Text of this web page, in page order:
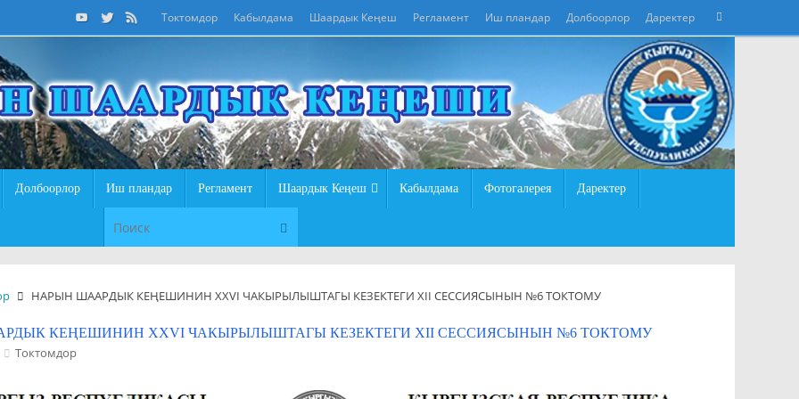
Токтомдор Кабылдама Шаардык Кеңеш Регламент Иш пландар Долбоорлор Даректер Поиск
Долбоорлор Иш пландар Регламент Шаардык Кеңеш Кабылдама Фотогалерея Даректер
Поиск
НАРЫН ШААРДЫК КЕҢЕШИНИН ХХVI ЧАКЫРЫЛЫШТАГЫ КЕЗЕКТЕГИ XII СЕССИЯСЫНЫН №6 ТОКТОМУ
КЕҢЕШИНИН ХХVI ЧАКЫРЫЛЫШТАГЫ КЕЗЕКТЕГИ XII СЕССИЯСЫНЫН №6 ТОКТОМУ
Токтомдор